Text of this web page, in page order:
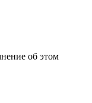
об этом